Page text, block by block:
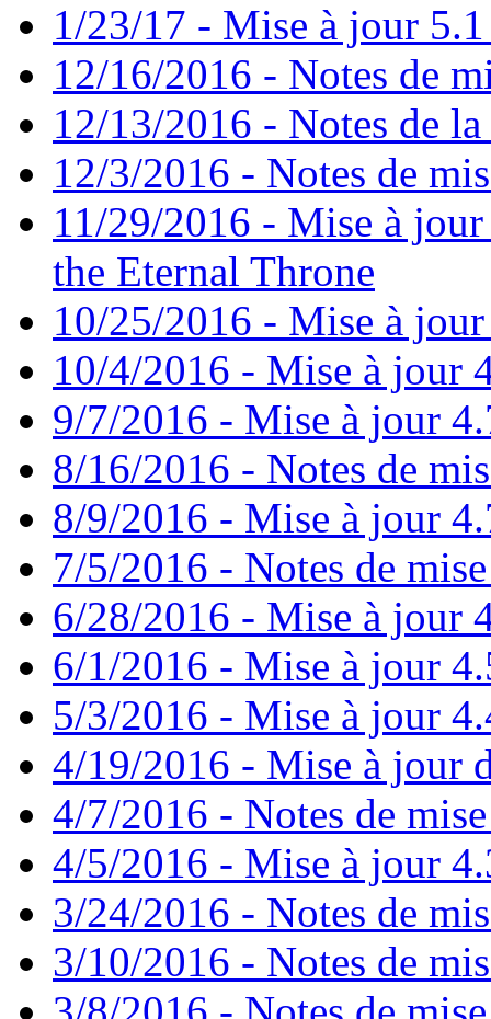
1/23/17 - Mise à jour
12/16/2016 - Notes de
12/13/2016 - Notes de
12/3/2016 - Notes de
11/29/2016 - Mise à
the Eternal Throne
10/25/2016 - Mise à
10/4/2016 - Mise à jour
9/7/2016 - Mise à jour
8/16/2016 - Notes de
8/9/2016 - Mise à jour
7/5/2016 - Notes de
6/28/2016 - Mise à jour
6/1/2016 - Mise à jour
5/3/2016 - Mise à jour
4/19/2016 - Mise à jour
4/7/2016 - Notes de
4/5/2016 - Mise à jour
3/24/2016 - Notes de
3/10/2016 - Notes de